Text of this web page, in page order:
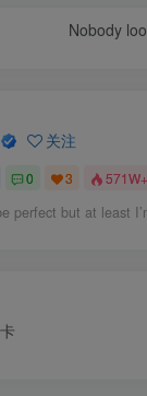
Nobody
关注
0 3 571W+
perfect but at least